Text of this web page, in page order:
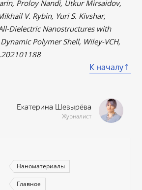
Proloy Nandi, Utkur Mirsaidov,
V. Rybin, Yuri S. Kivshar,
Dielectric Nanostructures with
Polymer Shell, Wiley-VCH,
К началу
Екатерина Шевырёва
Журналист
Наноматериалы
Главное